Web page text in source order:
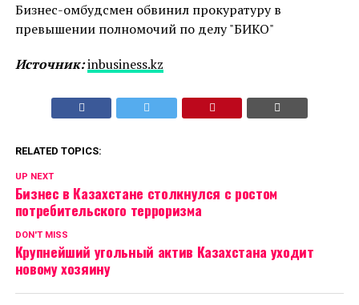
Бизнес-омбудсмен обвинил прокуратуру в
превышении полномочий по делу "БИКО"
Источник:inbusiness.kz
RELATED TOPICS:
UP NEXT
Бизнес в Казахстане столкнулся с ростом
потребительского терроризма
DON'T MISS
Крупнейший угольный актив Казахстана уходит
новому хозяину